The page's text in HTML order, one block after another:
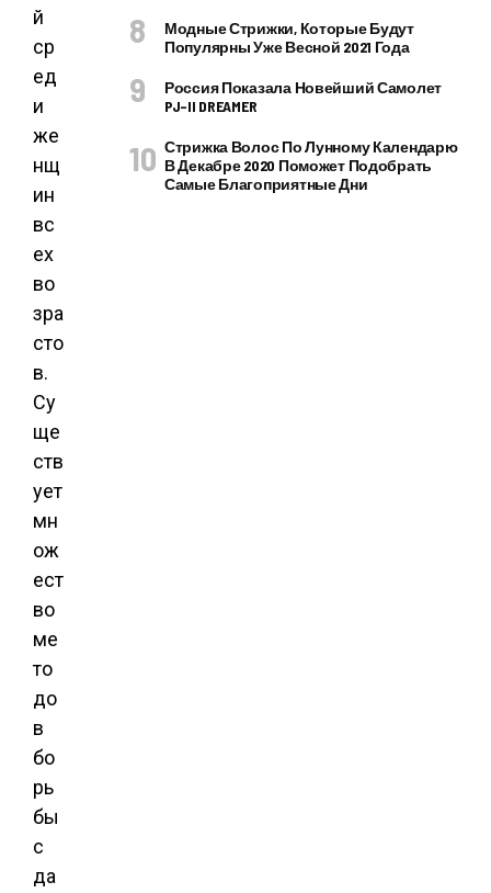
й
ср
ед
и
же
нщ
ин
вс
ех
во
зра
сто
в.
Су
ще
ств
ует
мн
ож
ест
во
ме
то
до
в
бо
рь
бы
с
да
Модные Стрижки, Которые Будут
Популярны Уже Весной 2021 Года
Россия Показала Новейший Самолет
PJ–II DREAMER
Стрижка Волос По Лунному Календарю
В Декабре 2020 Поможет Подобрать
Самые Благоприятные Дни